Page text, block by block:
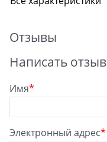
Отзывы
Написать отзыв
Имя
Электронный адрес